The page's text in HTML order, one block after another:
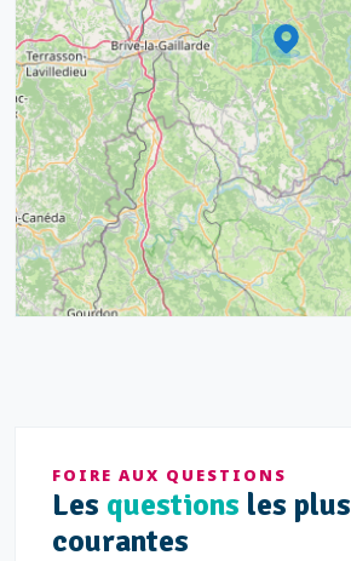
5
13
6
9
5
20
15
10
17
FOIRE AUX QUESTIONS
Les questions les plus
courantes